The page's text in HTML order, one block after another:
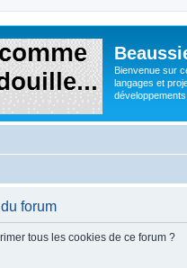
Bienvenue sur
langages et
forum
tous les cookies de ce forum ?